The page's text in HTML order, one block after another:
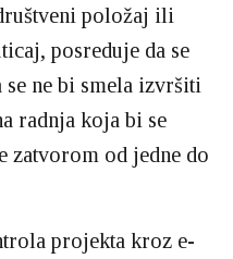
položaj ili
posreduje da se
ne bi smela izvršiti
radnja koja bi se
zatvorom od jedne do
projekta kroz e-